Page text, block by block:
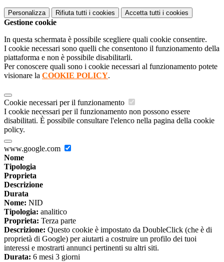
Personalizza Rifiuta tutti i cookies Accetta tutti i cookies
Gestione cookie
In questa schermata è possibile scegliere quali cookie consentire.
I cookie necessari sono quelli che consentono il funzionamento della
piattaforma e non è possibile disabilitarli.
Per conoscere quali sono i cookie necessari al funzionamento potete
visionare la COOKIE POLICY.
Cookie necessari per il funzionamento
I cookie necessari per il funzionamento non possono essere
disabilitati. È possibile consultare l'elenco nella pagina della cookie
policy.
www.google.com
Nome
Tipologia
Proprieta
Descrizione
Durata
Nome: NID
Tipologia: analitico
Proprieta: Terza parte
Descrizione: Questo cookie è impostato da DoubleClick (che è di
proprietà di Google) per aiutarti a costruire un profilo dei tuoi
interessi e mostrarti annunci pertinenti su altri siti.
Durata: 6 mesi 3 giorni